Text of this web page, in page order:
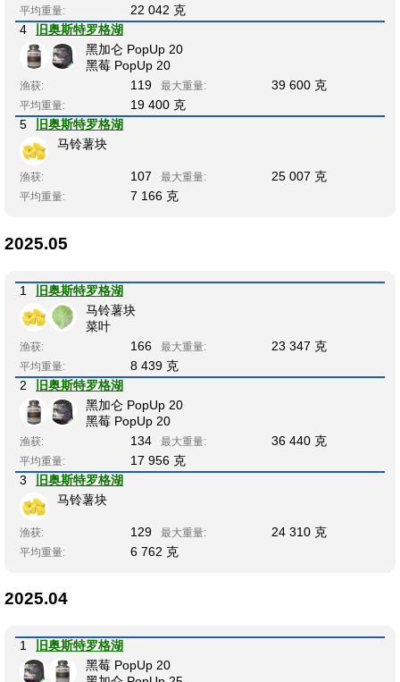
平均重量:
22 042 克
4
旧奥斯特罗格湖
黑加仑 PopUp 20
黑莓 PopUp 20
渔获: 119 最大重量: 39 600 克
平均重量:
19 400 克
5
旧奥斯特罗格湖
马铃薯块
渔获: 107 最大重量: 25 007 克
平均重量: 7 166 克
2025.05
1
旧奥斯特罗格湖
马铃薯块
菜叶
渔获: 166 最大重量: 23 347 克
平均重量:
8 439 克
2
旧奥斯特罗格湖
黑加仑 PopUp 20
黑莓 PopUp 20
渔获: 134 最大重量: 36 440 克
平均重量:
17 956 克
3
旧奥斯特罗格湖
马铃薯块
渔获: 129 最大重量: 24 310 克
平均重量: 6 762 克
2025.04
1
旧奥斯特罗格湖
黑莓 PopUp 20